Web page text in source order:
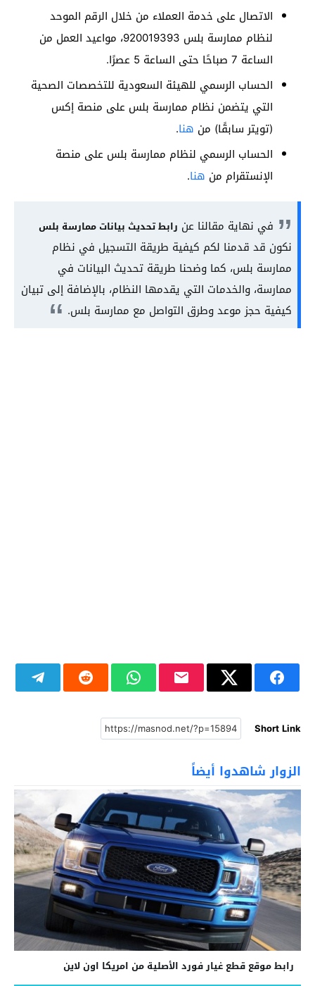
الاتصال على خدمة العملاء من خلال الرقم الموحد
لنظام ممارسة بلس 920019393، مواعيد العمل من
الساعة 7 صباحًا حتى الساعة 5 عصرًا.
الحساب الرسمي للهيئة السعودية للتخصصات الصحية
التي يتضمن نظام ممارسة بلس على منصة إكس
(تويتر سابقًا) من هنا.
الحساب الرسمي لنظام ممارسة بلس على منصة
الإنستقرام من هنا.
في نهاية مقالنا عن رابط تحديث بيانات ممارسة بلس
نكون قد قدمنا لكم كيفية طريقة التسجيل في نظام
ممارسة بلس، كما وضحنا طريقة تحديث البيانات في
ممارسة، والخدمات التي يقدمها النظام، بالإضافة إلى تبيان
كيفية حجز موعد وطرق التواصل مع ممارسة بلس.
Short Link
الزوار شاهدوا أيضاً
رابط موقع قطع غيار فورد الأصلية من امريكا اون لاين